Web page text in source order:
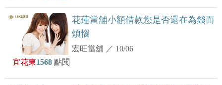
花蓮當舖小額借款您是否還在為錢而
煩惱
宏旺當舖 ／ 10/06
宜花東1568 點閱